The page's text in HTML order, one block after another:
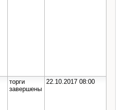
торги
завершены
22.10.2017 08:00